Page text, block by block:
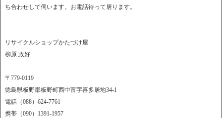
ち合わせして伺います。お電話待って居ります。
リサイクルショップかたづけ屋
柳原 政好
〒779-0119
徳島県板野郡板野町西中富字喜多居地34-1
電話（088）624-7761
携帯（090）1391-1957